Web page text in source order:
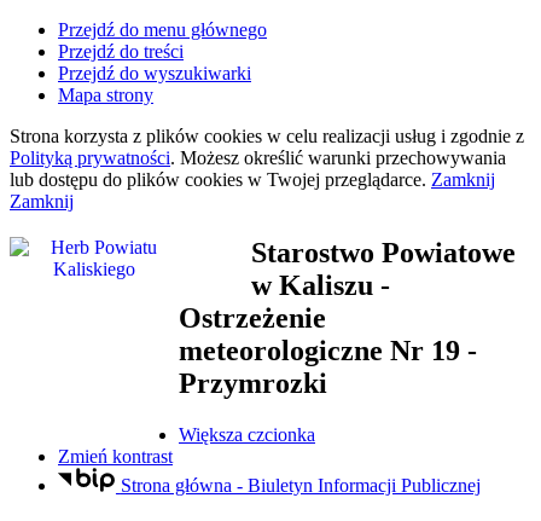
Przejdź do menu głównego
Przejdź do treści
Przejdź do wyszukiwarki
Mapa strony
Strona korzysta z plików cookies w celu realizacji usług i zgodnie z
Polityką prywatności. Możesz określić warunki przechowywania
lub dostępu do plików cookies w Twojej przeglądarce. Zamknij
Zamknij
Starostwo Powiatowe
w Kaliszu -
Ostrzeżenie
meteorologiczne Nr 19 -
Przymrozki
Większa czcionka
Zmień kontrast
Strona główna - Biuletyn Informacji Publicznej